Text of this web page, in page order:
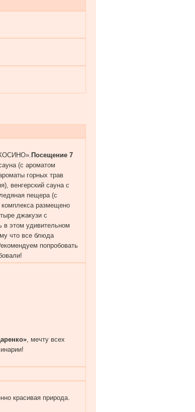
Посещение 7
(с ароматом
горных трав
венгерский сауна с
пещера (с
размещено
джакузи с
в этом удивительном
что все блюда
попробовать
, мечту всех
красивая природа.